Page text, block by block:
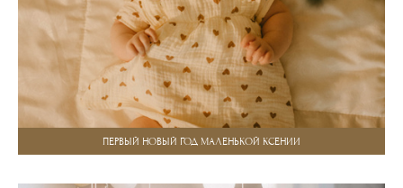
ПЕРВЫЙ НОВЫЙ ГОД МАЛЕНЬКОЙ КСЕНИИ